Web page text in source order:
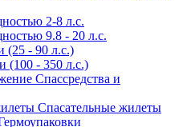
2-8 л.с.
9.8 - 20 л.с.
(25 - 90 л.с.)
(100 - 350 л.с.)
Спассредства и
Спасательные жилеты